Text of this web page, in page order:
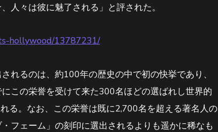
人々は彼に魅了される」と評された。
hollywood/13787231/
れるのは、約100年の歴史の中で初の快挙であり、
この栄誉を受けて来た300名ほどの選ばれし世界的
る。なお、この栄誉は既に2,700名を超える著名人の
フェーム」の刻印に選出されるよりも遥かに稀なも